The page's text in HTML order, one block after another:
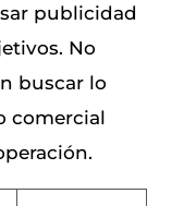
publicidad
No
buscar lo
comercial